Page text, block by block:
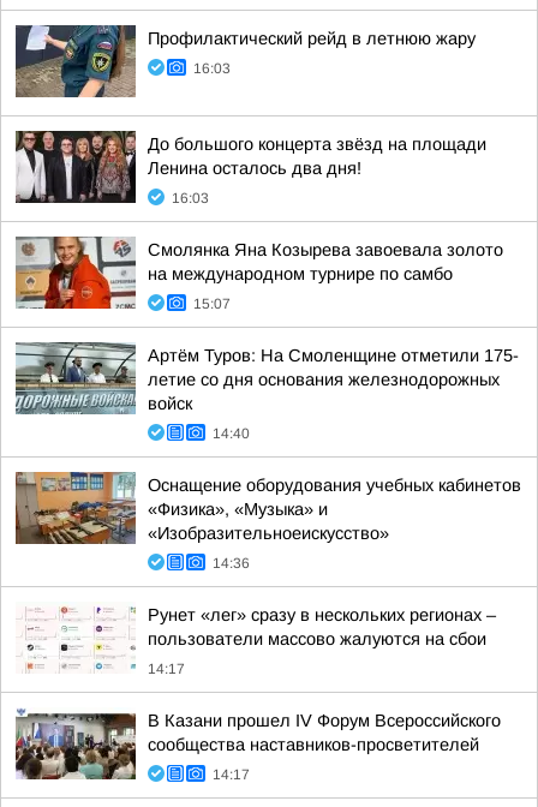
Профилактический рейд в летнюю жару
16:03
До большого концерта звёзд на площади
Ленина осталось два дня!
16:03
Смолянка Яна Козырева завоевала золото
на международном турнире по самбо
15:07
Артём Туров: На Смоленщине отметили 175-
летие со дня основания железнодорожных
войск
14:40
Оснащение оборудования учебных кабинетов
«Физика», «Музыка» и
«Изобразительноеискусство»
14:36
Рунет «лег» сразу в нескольких регионах –
пользователи массово жалуются на сбои
14:17
В Казани прошел IV Форум Всероссийского
сообщества наставников-просветителей
14:17